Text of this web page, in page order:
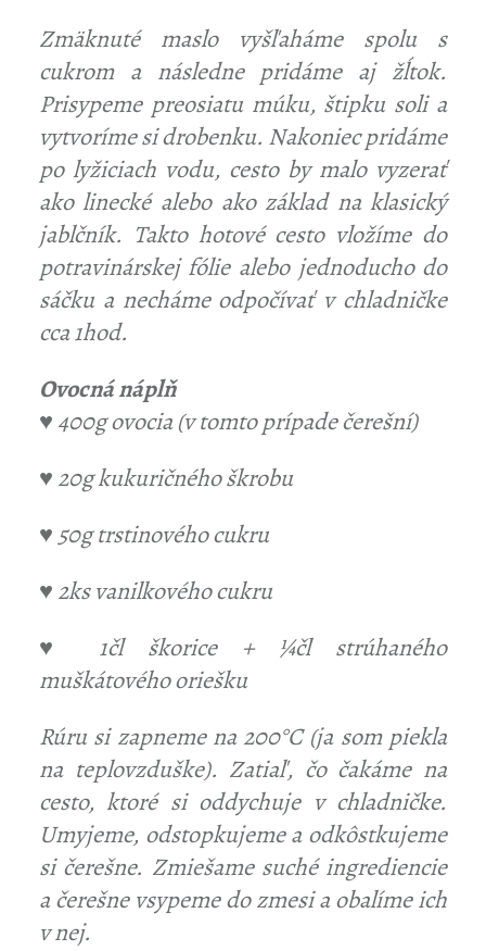
Zmäknuté maslo vyšľaháme spolu s
cukrom a následne pridáme aj žĺtok.
Prisypeme preosiatu múku, štipku soli a
vytvoríme si drobenku. Nakoniec pridáme
po lyžiciach vodu, cesto by malo vyzerať
ako linecké alebo ako základ na klasický
jablčník. Takto hotové cesto vložíme do
potravinárskej fólie alebo jednoducho do
sáčku a necháme odpočívať v chladničke
cca 1hod.
Ovocná náplň
♥ 400g ovocia (v tomto prípade čerešní)
♥ 20g kukuričného škrobu
♥ 50g trstinového cukru
♥ 2ks vanilkového cukru
♥ 1čl škorice + ¼čl strúhaného
muškátového oriešku
Rúru si zapneme na 200°C (ja som piekla
na teplovzduške). Zatiaľ, čo čakáme na
cesto, ktoré si oddychuje v chladničke.
Umyjeme, odstopkujeme a odkôstkujeme
si čerešne. Zmiešame suché ingrediencie
a čerešne vsypeme do zmesi a obalíme ich
v nej.